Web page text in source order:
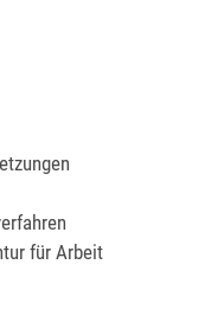
für Arbeit